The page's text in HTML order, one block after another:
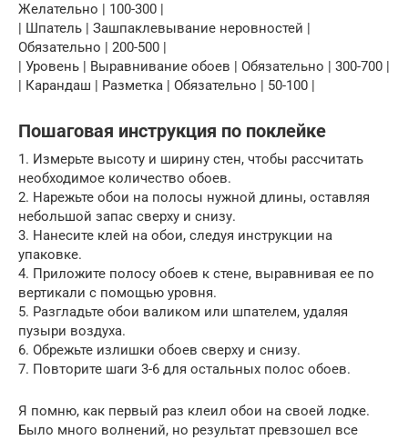
Желательно | 100-300 |
| Шпатель | Зашпаклевывание неровностей |
Обязательно | 200-500 |
| Уровень | Выравнивание обоев | Обязательно | 300-700 |
| Карандаш | Разметка | Обязательно | 50-100 |
Пошаговая инструкция по поклейке
1. Измерьте высоту и ширину стен, чтобы рассчитать
необходимое количество обоев.
2. Нарежьте обои на полосы нужной длины, оставляя
небольшой запас сверху и снизу.
3. Нанесите клей на обои, следуя инструкции на
упаковке.
4. Приложите полосу обоев к стене, выравнивая ее по
вертикали с помощью уровня.
5. Разгладьте обои валиком или шпателем, удаляя
пузыри воздуха.
6. Обрежьте излишки обоев сверху и снизу.
7. Повторите шаги 3-6 для остальных полос обоев.
Я помню, как первый раз клеил обои на своей лодке.
Было много волнений, но результат превзошел все